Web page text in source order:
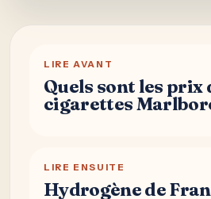
LIRE AVANT
Quels sont les prix
cigarettes
LIRE ENSUITE
Hydrogène de